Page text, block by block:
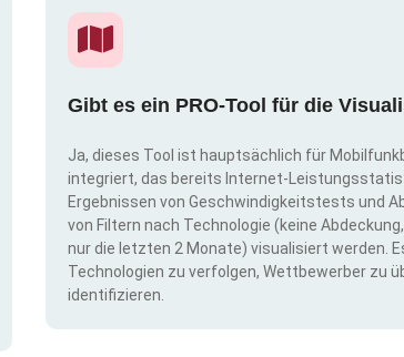
Gibt es ein PRO-Tool für die
Ja, dieses Tool ist hauptsächlich für
integriert, das bereits Internet-
Ergebnissen von Geschwindigkeitstests und
von Filtern nach Technologie (keine
nur die letzten 2 Monate) visualisiert werden.
Technologien zu verfolgen, Wettbewerber zu
identifizieren.